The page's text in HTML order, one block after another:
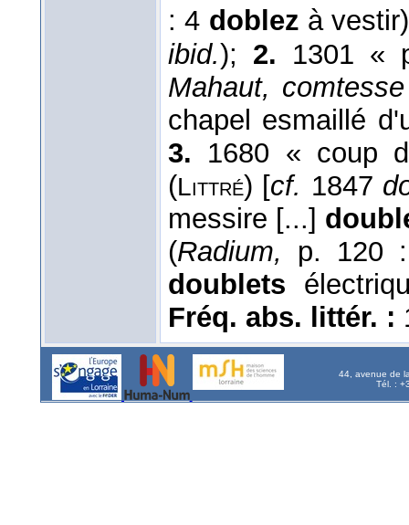
: 4 doblez à
ibid.); 2. 1301 «
Mahaut,
chapel esmaillé
3. 1680 « coup
(Littré) [cf. 1847
messire [...]
(Radium,
p. 120
doublets
Fréq. abs. littér. :
44, avenue de
Tél. :